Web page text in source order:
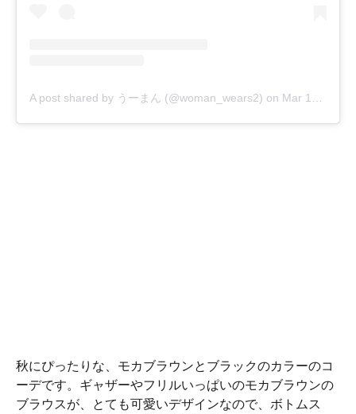
A post shared by うーまん (@woman_wears2) on Mar 14, 2020 at 10:39am PDT
秋にぴったりな、モカブラウンとブラックのカラーのコ
ーデです。ギャザーやフリルいっぱいのモカブラウンの
ブラウスが、とても可愛いデザインなので、ボトムス